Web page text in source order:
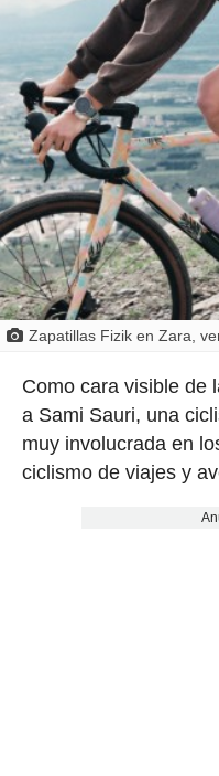
Zapatillas Fizik en Zara,
Como cara visible de
a Sami Sauri, una
muy involucrada en
ciclismo de viajes y